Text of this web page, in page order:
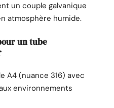
un couple galvanique
atmosphère humide.
un tube
A4 (nuance 316) avec
environnements